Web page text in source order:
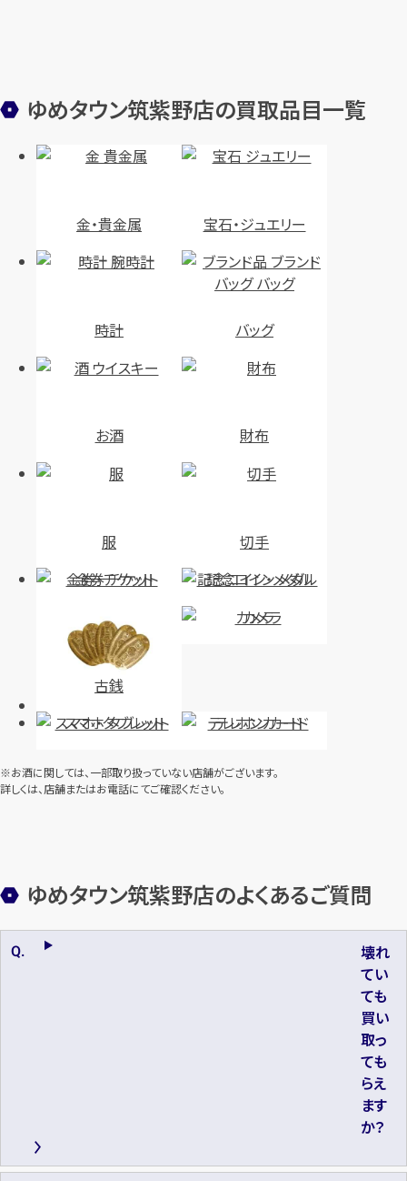
ゆめタウン筑紫野店の買取品目一覧
金・貴金属 宝石・ジュエリー
時計 バッグ
お酒 財布
服
切手
金券・チケット
記念コイン・メダル
古銭
カメラ
スマホ・タブレット テレホンカード
※お酒に関しては、一部取り扱っていない店舗がございます。
詳しくは、店舗またはお電話にてご確認ください。
ゆめタウン筑紫野店のよくあるご質問
壊れ
てい
ても
買い
取っ
ても
らえ
ます
か？